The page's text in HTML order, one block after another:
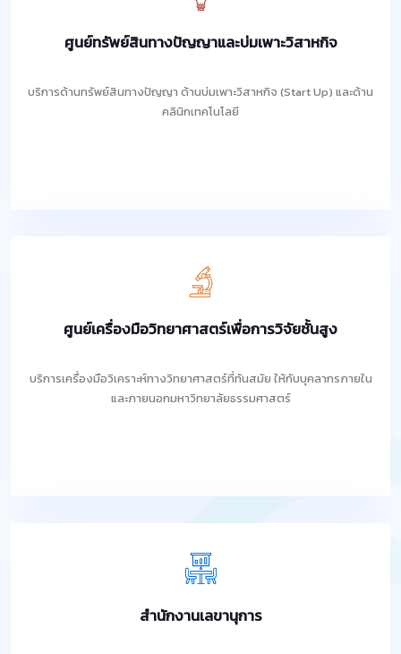
ศูนย์ทรัพย์สินทางปัญญาและบ่มเพาะวิสาหกิจ
บริการด้านทรัพย์สินทางปัญญา ด้านบ่มเพาะวิสาหกิจ (Start Up) และด้าน
คลินิกเทคโนโลยี
ศูนย์เครื่องมือวิทยาศาสตร์เพื่อการวิจัยชั้นสูง
บริการเครื่องมือวิเคราะห์ทางวิทยาศาสตร์ที่ทันสมัย ให้กับบุคลากรภายใน
และภายนอกมหาวิทยาลัยธรรมศาสตร์
สำนักงานเลขานุการ